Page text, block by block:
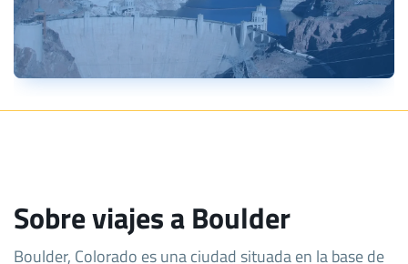
Sobre viajes a Boulder
Boulder, Colorado es una ciudad situada en la base de